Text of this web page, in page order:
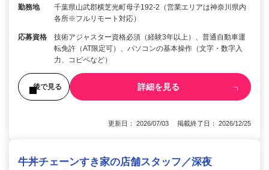
勤務地
千葉県山武郡横芝光町母子192-2（営業エリアは神奈川県内
各所※フルリモート対応）
応募資格
技術アジャスター資格必須（経験3年以上）、普通自動車運
転免許（AT限定可）、パソコンの基本操作（文字・数字入
力、コピペなど）
後で見る 詳細を見る
更新日： 2026/07/03 掲載終了日： 2026/12/25
牛丼チェーンすき家の店舗スタッフ／深夜